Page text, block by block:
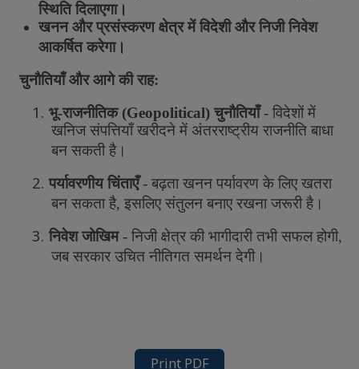
स्थिति दिलाएगा।
खनन और प्रसंस्करण क्षेत्र में विदेशी और निजी निवेश
आकर्षित करेगा।
चुनौतियाँ और आगे की राह:
1. भू-राजनीतिक(Geopolitical) चुनौतियाँ- विदेशों में
खनिज संपत्तियाँ खरीदने में अंतरराष्ट्रीय राजनीति बाधा
बन सकती है।
2. पर्यावरणीय चिंताएँ- बढ़ता खनन पर्यावरण के लिए खतरा
बन सकता है, इसलिए संतुलन बनाए रखना जरूरी है।
3. निवेश जोखिम- निजी क्षेत्र की भागीदारी तभी सफल होगी,
जब सरकार उचित नीतिगत समर्थन देगी।
Print PDF